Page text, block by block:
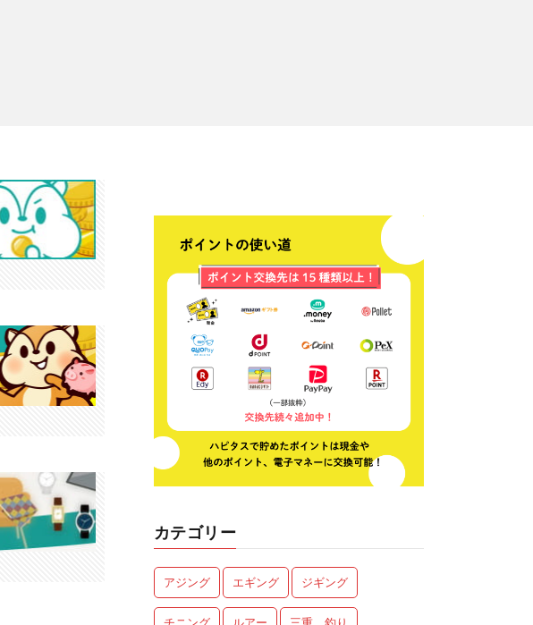
カテゴリー
アジング エギング ジギング
チニング ルアー 三重 釣り